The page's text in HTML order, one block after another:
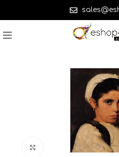
Click to enlarge